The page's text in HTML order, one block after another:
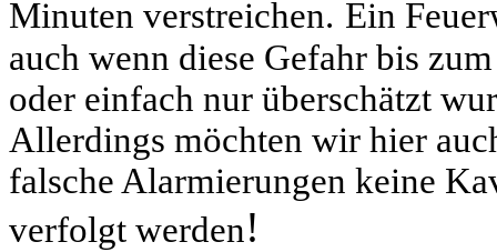
Minuten verstreichen. Ein
auch wenn diese Gefahr bis
oder einfach nur überschätzt
Allerdings möchten wir hier
falsche Alarmierungen keine
verfolgt werden!